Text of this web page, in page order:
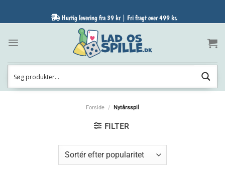
Hurtig levering fra 39 kr | Fri fragt over 499 kr.
Forside / Nytårsspil
FILTER